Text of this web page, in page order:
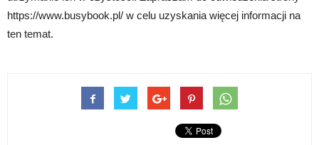
https://www.busybook.pl/ w celu uzyskania więcej informacji na
ten temat.